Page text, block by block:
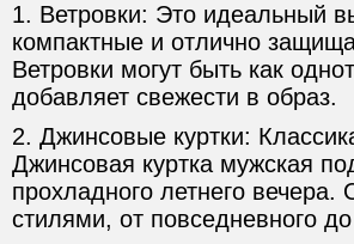
1. Ветровки: Это идеальный
компактные и отлично
Ветровки могут быть как
добавляет свежести в образ.
2. Джинсовые куртки:
Джинсовая куртка мужская
прохладного летнего вечера.
стилями, от повседневного